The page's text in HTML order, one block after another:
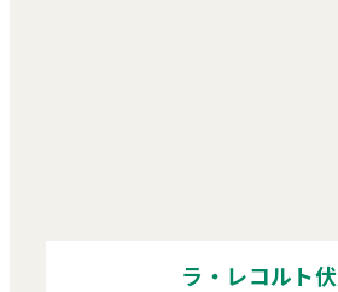
ラ・レコルト